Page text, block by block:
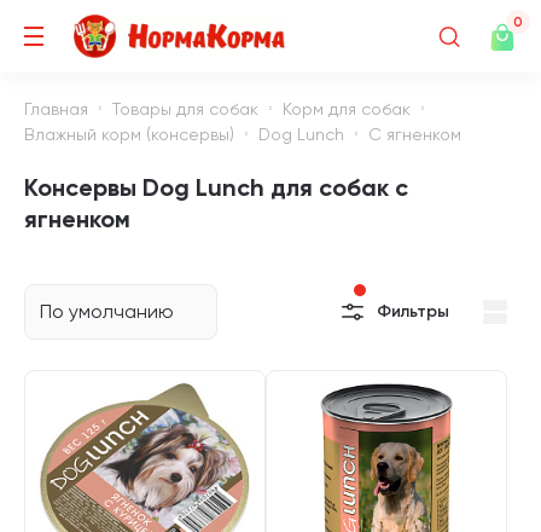
0
Главная Товары для собак
Корм для собак
Влажный корм (консервы)
Dog Lunch С ягненком
Консервы Dog Lunch для собак с
ягненком
По умолчанию Фильтры